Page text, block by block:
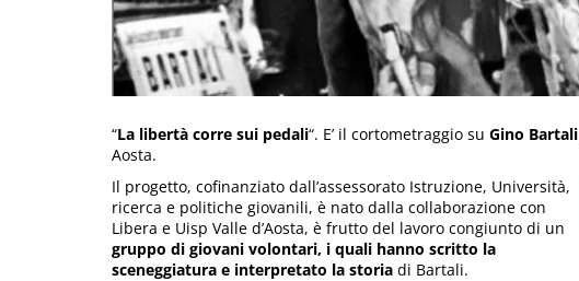
“La libertà corre sui pedali“. E’ il cortometraggio su Gino Bartali
Aosta.
Il progetto, cofinanziato dall’assessorato Istruzione, Università,
ricerca e politiche giovanili, è nato dalla collaborazione con
Libera e Uisp Valle d’Aosta, è frutto del lavoro congiunto di un
gruppo di giovani volontari, i quali hanno scritto la
sceneggiatura e interpretato la storia di Bartali.